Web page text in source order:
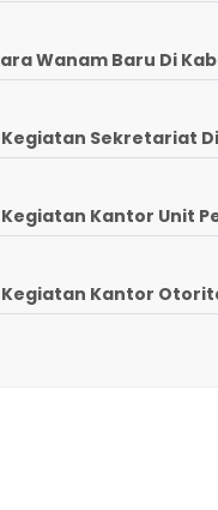
Wanam Baru Di
Sekretariat
Kantor Unit
Kantor